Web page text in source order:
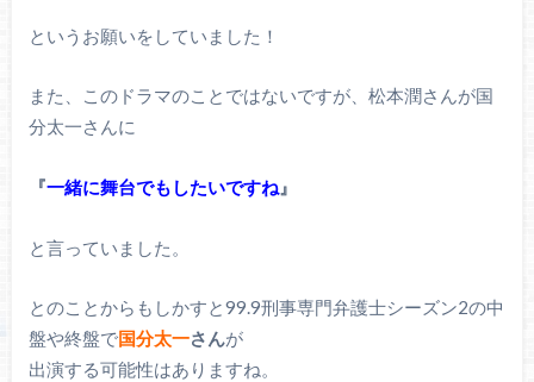
というお願いをしていました！
また、このドラマのことではないですが、松本潤さんが国
分太一さんに
『一緒に舞台でもしたいですね』
と言っていました。
とのことからもしかすと99.9刑事専門弁護士シーズン2の中
盤や終盤で国分太一さんが
出演する可能性はありますね。